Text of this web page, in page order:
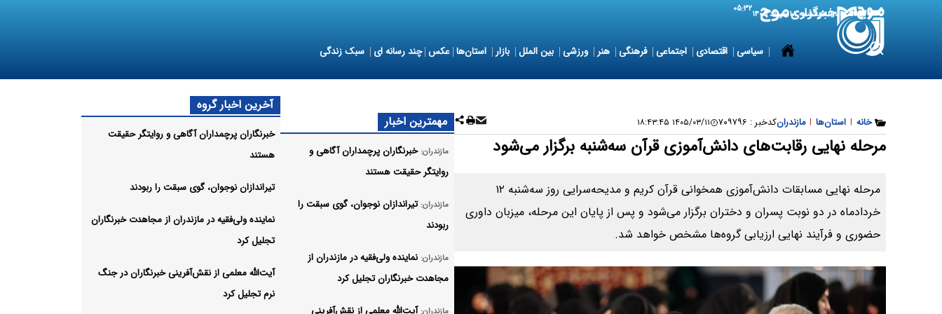
9 August 2026 یکشنبه ۱۸ مرداد ۱۴۰۵ ۰۵:۳۲
سیاسی اقتصادی اجتماعی فرهنگی هنر ورزشی بین الملل بازار استان‌ها عکس چند رسانه ای سبک زندگی
خانه | استان‌ها | مازندرانکدخبر : ۷۰۹۷۹۶ ۱۴۰۵/۰۳/۱۱ ۱۸:۴۳:۴۵
مرحله نهایی رقابت‌های دانش‌آموزی قرآن سه‌شنبه برگزار می‌شود
مرحله نهایی مسابقات دانش‌آموزی همخوانی قرآن کریم و مدیحه‌سرایی روز سه‌شنبه ۱۲
خردادماه در دو نوبت پسران و دختران برگزار می‌شود و پس از پایان این مرحله، میزبان داوری
حضوری و فرآیند نهایی ارزیابی گروه‌ها مشخص خواهد شد.
مهمترین اخبار
مازندران: خبرنگاران پرچمداران آگاهی و
روایتگر حقیقت هستند
مازندران: تیراندازان نوجوان، گوی سبقت را
ربودند
مازندران: نماینده ولی‌فقیه در مازندران از
مجاهدت خبرنگاران تجلیل کرد
مازندران: آیت‌الله معلمی از نقش‌آفرینی
آخرین اخبار گروه
خبرنگاران پرچمداران آگاهی و روایتگر حقیقت
هستند
تیراندازان نوجوان، گوی سبقت را ربودند
نماینده ولی‌فقیه در مازندران از مجاهدت خبرنگاران
تجلیل کرد
آیت‌الله معلمی از نقش‌آفرینی خبرنگاران در جنگ
نرم تجلیل کرد